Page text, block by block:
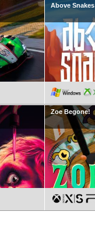
Above Snakes
Zoe Begone!